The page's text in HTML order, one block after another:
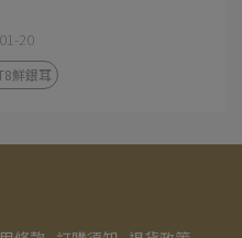
20
鮮銀耳